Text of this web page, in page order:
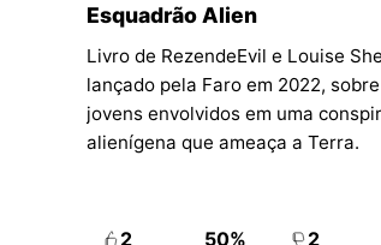
Esquadrão Alien
Livro de RezendeEvil e Louise
lançado pela Faro em 2022,
jovens envolvidos em uma
alienígena que ameaça a Terra.
2 50% 2